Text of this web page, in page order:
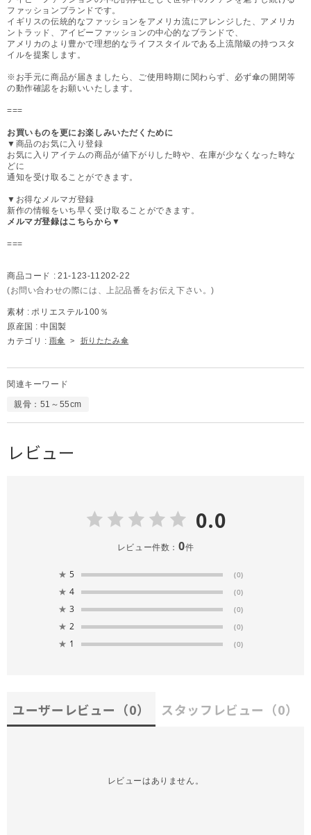
ファッションブランドです。
イギリスの伝統的なファッションをアメリカ流にアレンジした、アメリカ
ントラッド、アイビーファッションの中心的なブランドで、
アメリカのより豊かで理想的なライフスタイルである上流階級の持つスタ
イルを提案します。
※お手元に商品が届きましたら、ご使用時期に関わらず、必ず傘の開閉等
の動作確認をお願いいたします。
===
お買いものを更にお楽しみいただくために
▼商品のお気に入り登録
お気に入りアイテムの商品が値下がりした時や、在庫が少なくなった時な
どに
通知を受け取ることができます。
▼お得なメルマガ登録
新作の情報をいち早く受け取ることができます。
メルマガ登録はこちらから▼
===
商品コード : 21-123-11202-22
(お問い合わせの際には、上記品番をお伝え下さい。)
素材 : ポリエステル100％
原産国 : 中国製
カテゴリ : 雨傘 > 折りたたみ傘
関連キーワード
親骨：51～55cm
レビュー
0.0
レビュー件数： 0件
★ 5 (0)
★ 4 (0)
★ 3 (0)
★ 2 (0)
★ 1 (0)
ユーザーレビュー （0） スタッフレビュー （0）
レビューはありません。